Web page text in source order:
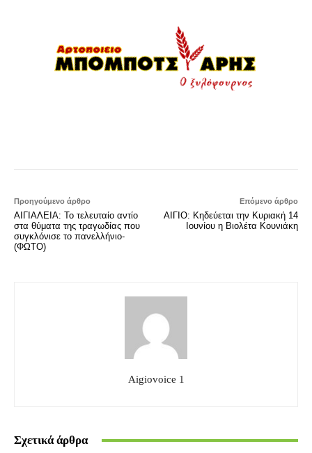
Προηγούμενο άρθρο
ΑΙΓΙΑΛΕΙΑ: Το τελευταίο αντίο
στα θύματα της τραγωδίας που
συγκλόνισε το πανελλήνιο-
(ΦΩΤΟ)
Επόμενο άρθρο
ΑΙΓΙΟ: Κηδεύεται την Κυριακή 14
Ιουνίου η Βιολέτα Κουνιάκη
Aigiovoice 1
Σχετικά άρθρα